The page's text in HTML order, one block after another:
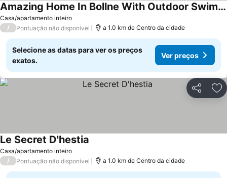
Casa/apartamento inteiro
Amazing Home In Bollne With Outdoor Swimming Pool, Wifi And 3 Bedrooms
Ver preços
/ Pontuação não disponível a 1.0 km de Centro da cidade
Selecione as datas para ver os preços
exatos.
Ver preços
Partilhar
Casa/apartamento inteiro
Le Secret D'hestia
/ Pontuação não disponível a 1.0 km de Centro da cidade